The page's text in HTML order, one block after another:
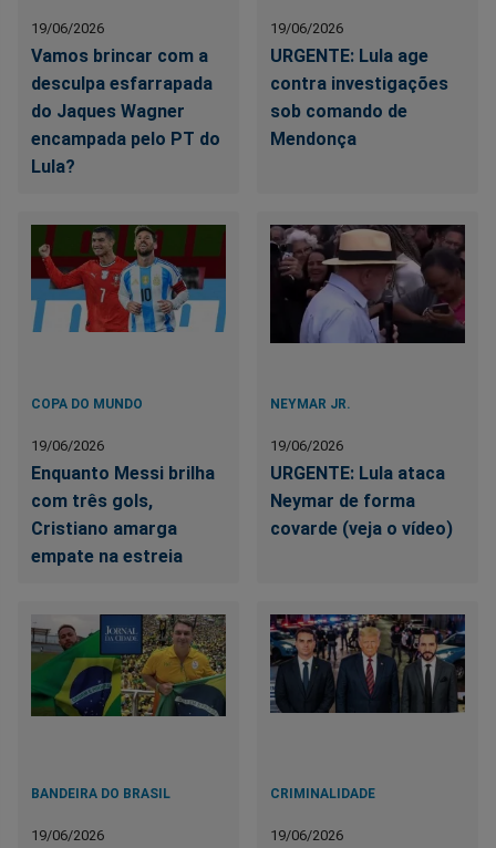
19/06/2026
Vamos brincar com a
desculpa esfarrapada
do Jaques Wagner
encampada pelo PT do
Lula?
19/06/2026
URGENTE: Lula age
contra investigações
sob comando de
Mendonça
COPA DO MUNDO
19/06/2026
Enquanto Messi brilha
com três gols,
Cristiano amarga
empate na estreia
NEYMAR JR.
19/06/2026
URGENTE: Lula ataca
Neymar de forma
covarde (veja o vídeo)
BANDEIRA DO BRASIL
19/06/2026
CRIMINALIDADE
19/06/2026